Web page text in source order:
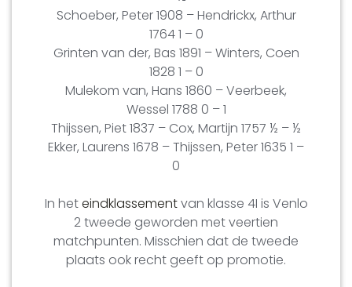
Schoeber, Peter 1908 – Hendrickx, Arthur
1764 1 – 0
Grinten van der, Bas 1891 – Winters, Coen
1828 1 – 0
Mulekom van, Hans 1860 – Veerbeek,
Wessel 1788 0 – 1
Thijssen, Piet 1837 – Cox, Martijn 1757 ½ – ½
Ekker, Laurens 1678 – Thijssen, Peter 1635 1 –
0
In heteindklassementvan klasse 4I is Venlo
2 tweede geworden met veertien
matchpunten. Misschien dat de tweede
plaats ook recht geeft op promotie.